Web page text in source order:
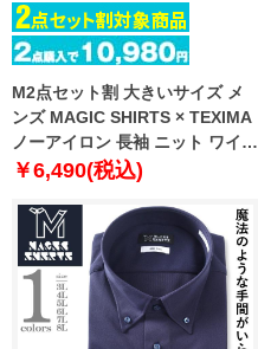
M2点セット割 大きいサイズ メ
ンズ MAGIC SHIRTS × TEXIMA
ノーアイロン 長袖 ニット ワイシ
ャツ ワイドカラー 吸水速乾 スト
239005sw
￥6,490(税込)